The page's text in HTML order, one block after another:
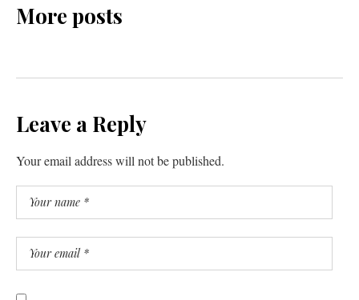
More posts
Leave a Reply
Your email address will not be published.